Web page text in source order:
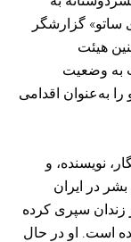
گزارشگر
هیئت
به وضعیت
به‌عنوان اقدامی
نویسنده، و
در ایران
را در زندان سپری کرده
از آبان ۱۴۰۰ آغاز شده است. او در حال